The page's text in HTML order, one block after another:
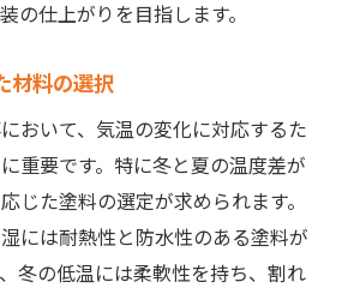
の仕上がりを目指します。
材料の選択
おいて、気温の変化に対応するた
重要です。特に冬と夏の温度差が
じた塗料の選定が求められます。
には耐熱性と防水性のある塗料が
冬の低温には柔軟性を持ち、割れ